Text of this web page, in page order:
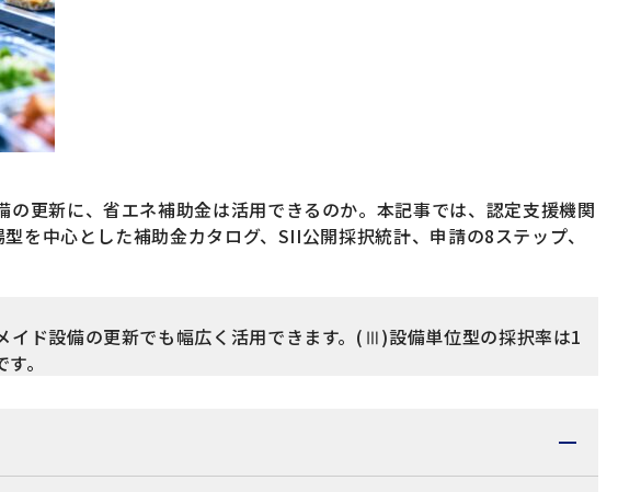
更新に、省エネ補助金は活用できるのか。本記事では、認定支援機関
中心とした補助金カタログ、SII公開採択統計、申請の8ステップ、
ド設備の更新でも幅広く活用できます。(Ⅲ)設備単位型の採択率は1
。